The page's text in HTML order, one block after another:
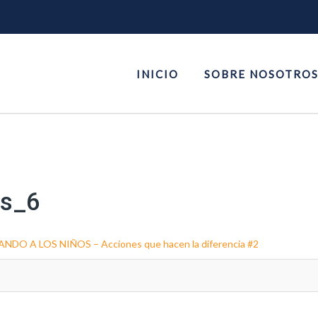
INICIO SOBRE NOSOTROS
A LOS NIÑOS – Acciones que hacen la diferencia #2